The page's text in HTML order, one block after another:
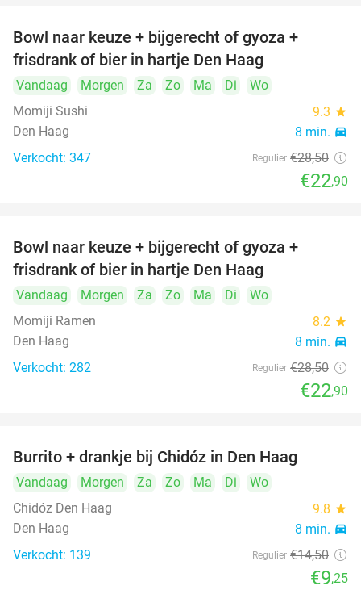
Bowl naar keuze + bijgerecht of gyoza +
frisdrank of bier in hartje Den Haag
Vandaag Morgen Za Zo Ma Di
Wo
Momiji Sushi
9.3 star
Den Haag 8 min. directions_car
Verkocht: 347 Regulier €28,50
€22,90
Bowl naar keuze + bijgerecht of gyoza +
frisdrank of bier in hartje Den Haag
Vandaag Morgen Za Zo Ma Di
Wo
Momiji Ramen
8.2 star
Den Haag 8 min. directions_car
Verkocht: 282 Regulier €28,50
€22,90
Burrito + drankje bij Chidóz in Den Haag
Vandaag Morgen Za Zo Ma Di
Wo
Chidóz Den Haag
9.8 star
Den Haag 8 min. directions_car
Verkocht: 139 Regulier €14,50
€9,25